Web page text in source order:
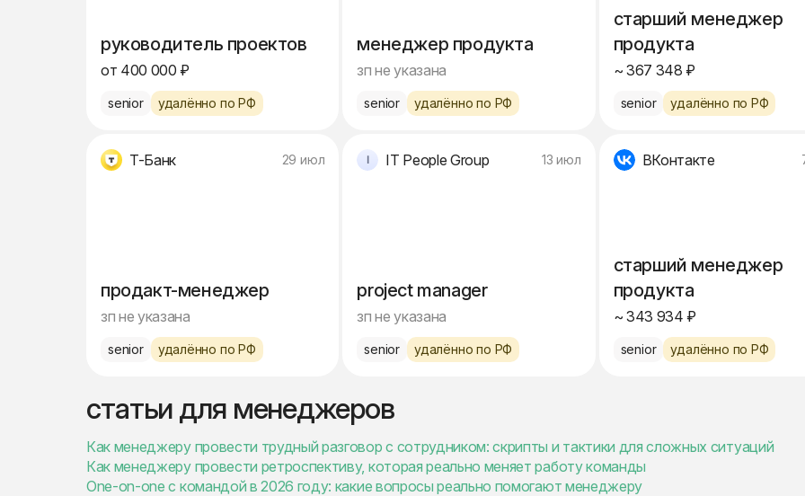
руководитель проектов
от 400 000 ₽
senior удалённо по РФ
менеджер продукта
зп не указана
senior удалённо по РФ
старший менеджер
продукта
~ 367 348 ₽
senior удалённо по РФ
Т-Банк 29 июл
продакт-менеджер
зп не указана
senior удалённо по РФ
IT People Group 13 июл
project manager
зп не указана
senior удалённо по РФ
ВКонтакте
старший менеджер
продукта
~ 343 934 ₽
senior удалённо по РФ
статьи для менеджеров
Как менеджеру провести трудный разговор с сотрудником: скрипты и тактики для сложных ситуаций
Как менеджеру провести ретроспективу, которая реально меняет работу команды
One-on-one с командой в 2026 году: какие вопросы реально помогают менеджеру